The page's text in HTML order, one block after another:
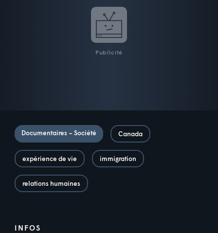
Publicité
Documentaires – Société Canada
expérience de vie immigration
relations humaines
INFOS